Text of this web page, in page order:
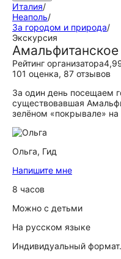
Италия/
Неаполь/
За городом и природа/
Экскурсия
Рейтинг организатора
101 оценка, 87 отзывов
За один день посещаем
существовавшая
зелёном «покрывале»
Ольга, Гид
Напишите мне
8 часов
Можно с детьми
На русском языке
Индивидуальный